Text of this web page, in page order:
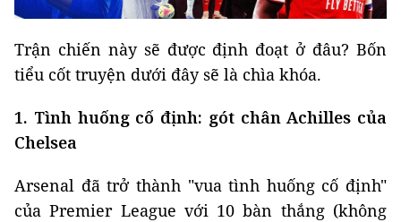
Trận chiến này sẽ được định đoạt ở đâu? Bốn
tiểu cốt truyện dưới đây sẽ là chìa khóa.
1. Tình huống cố định: gót chân Achilles của
Chelsea
Arsenal đã trở thành "vua tình huống cố định"
của Premier League với 10 bàn thắng (không